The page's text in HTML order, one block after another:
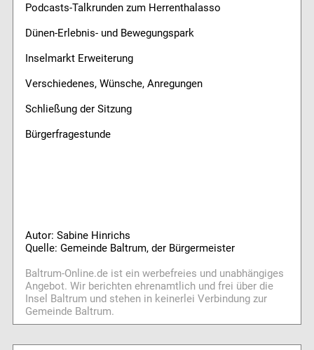
Podcasts-Talkrunden zum Herrenthalasso
Dünen-Erlebnis- und Bewegungspark
Inselmarkt Erweiterung
Verschiedenes, Wünsche, Anregungen
Schließung der Sitzung
Bürgerfragestunde
Autor: Sabine Hinrichs
Quelle: Gemeinde Baltrum, der Bürgermeister
Baltrum-Online.de ist ein werbefreies und unabhängiges
Angebot. Wir berichten ehrenamtlich und frei über die
Insel Baltrum und stehen in keinerlei Verbindung zur
Gemeinde Baltrum.